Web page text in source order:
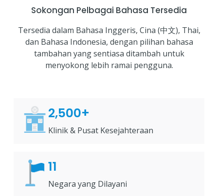
Sokongan Pelbagai Bahasa Tersedia
Tersedia dalam Bahasa Inggeris, Cina (中文), Thai,
dan Bahasa Indonesia, dengan pilihan bahasa
tambahan yang sentiasa ditambah untuk
menyokong lebih ramai pengguna.
2,500+
Klinik & Pusat Kesejahteraan
11
Negara yang Dilayani